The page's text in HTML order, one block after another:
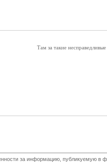
Там за такие
за информацию, публикуемую